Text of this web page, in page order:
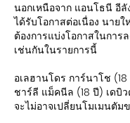
นอกเหนือจาก แอนโธนี อีลั
ได้รับโอกาสต่อเนื่อง นาย
ต้องการแบ่งโอกาสในกา
เช่นกันในรายการนี้
อเลฮานโดร การ์นาโช
ชาร์ลี แม็คนีล (18 ปี) เดบิ
จะไม่อาจเปลี่ยนโมเมนตัม